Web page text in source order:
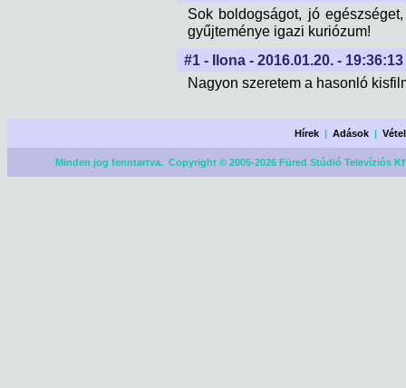
Sok boldogságot, jó
gyűjteménye igazi kuriózum!
#1 - Ilona - 2016.01.20. - 19:36:13
Nagyon szeretem a hasonló
Hírek |Adások |
Minden jog fenntartva. Copyright © 2005-2026 Füred Stúdió Televíziós